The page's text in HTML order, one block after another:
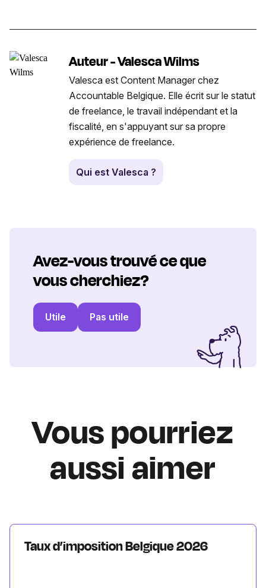
Auteur - Valesca Wilms
Valesca est Content Manager chez
Accountable Belgique. Elle écrit sur le statut
de freelance, le travail indépendant et la
fiscalité, en s'appuyant sur sa propre
expérience de freelance.
Qui est Valesca ?
Avez-vous trouvé ce que
vous cherchiez?
Utile Pas utile
Vous pourriez
aussi aimer
Taux d’imposition Belgique 2026